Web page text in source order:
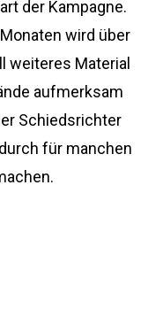
der Kampagne.
wird über
weiteres Material
aufmerksam
Schiedsrichter
für manchen